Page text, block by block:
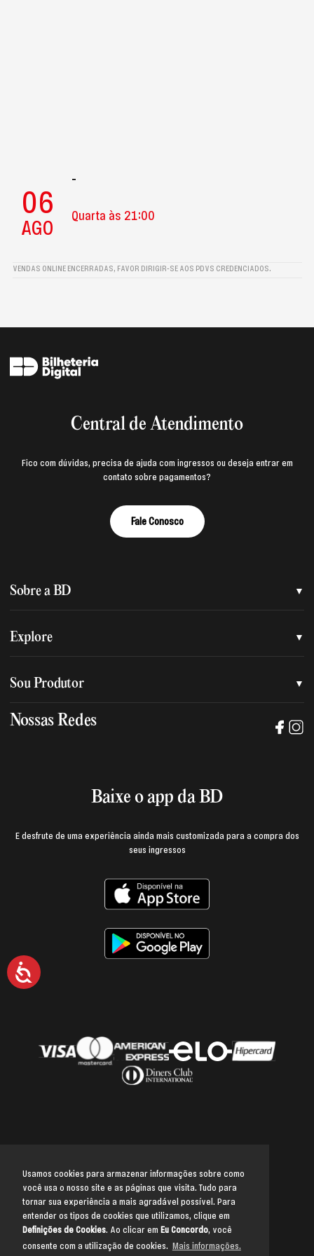
Usamos cookies para armazenar informações sobre como
você usa o nosso site e as páginas que visita. Tudo para
tornar sua experiência a mais agradável possível. Para
entender os tipos de cookies que utilizamos, clique em
Definições de Cookies. Ao clicar em Eu Concordo, você
consente com a utilização de cookies. Mais informações.
Acessibilidade
06
AGO
-
Quarta às 21:00
VENDAS ONLINE ENCERRADAS, FAVOR DIRIGIR-SE AOS PDVS CREDENCIADOS.
Central de Atendimento
Fico com dúvidas, precisa de ajuda com ingressos ou deseja entrar em
contato sobre pagamentos?
Fale Conosco
Sobre a BD
Quem somos
Política de privacidade
Explore
Assessoria de imprensa
Trabalhe na BD
Sou Produtor
Manual de mídia e da marca BD
Nossas Redes
Baixe o app da BD
E desfrute de uma experiência ainda mais customizada para a compra dos
seus ingressos
Voltar para o topo